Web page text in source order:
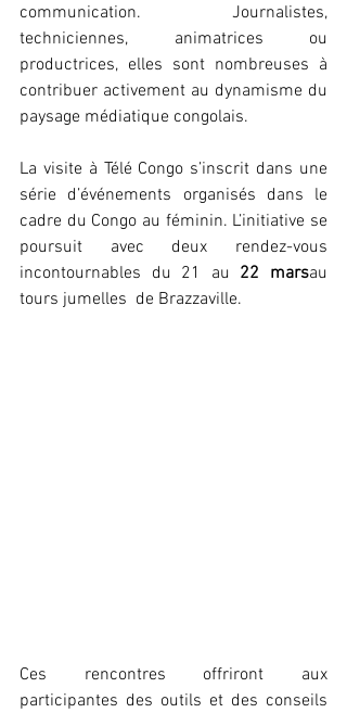
communication. Journalistes,
techniciennes, animatrices ou
productrices, elles sont nombreuses à
contribuer activement au dynamisme du
paysage médiatique congolais.
La visite à Télé Congo s’inscrit dans une
série d’événements organisés dans le
cadre du Congo au féminin. L’initiative se
poursuit avec deux rendez-vous
incontournables du 21 au 22 marsau
tours jumelles  de Brazzaville.
Ces rencontres offriront aux
participantes des outils et des conseils